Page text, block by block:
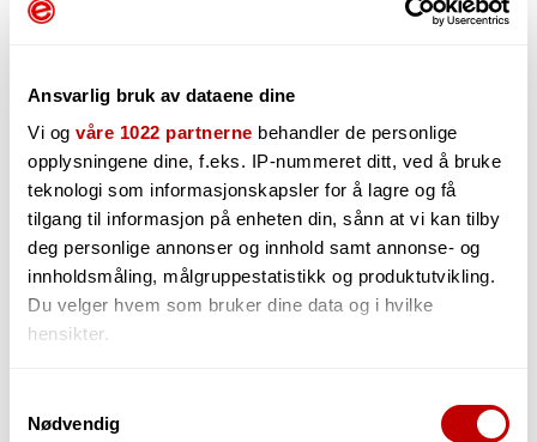
Ansvarlig bruk av dataene dine
Vi og våre 1022 partnerne behandler de personlige
opplysningene dine, f.eks. IP-nummeret ditt, ved å bruke
teknologi som informasjonskapsler for å lagre og få
tilgang til informasjon på enheten din, sånn at vi kan tilby
deg personlige annonser og innhold samt annonse- og
innholdsmåling, målgruppestatistikk og produktutvikling.
Du velger hvem som bruker dine data og i hvilke
hensikter.
Innhente informasjon om den geografiske
Nødvendig
849,-
- +